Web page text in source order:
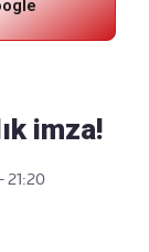
imza!
21:20